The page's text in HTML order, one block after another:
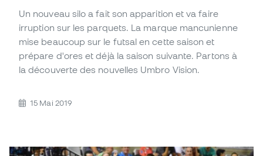
Un nouveau silo a fait son apparition et va faire
irruption sur les parquets. La marque mancunienne
mise beaucoup sur le futsal en cette saison et
prépare d'ores et déjà la saison suivante. Partons à
la découverte des nouvelles Umbro Vision.
15 Mai 2019